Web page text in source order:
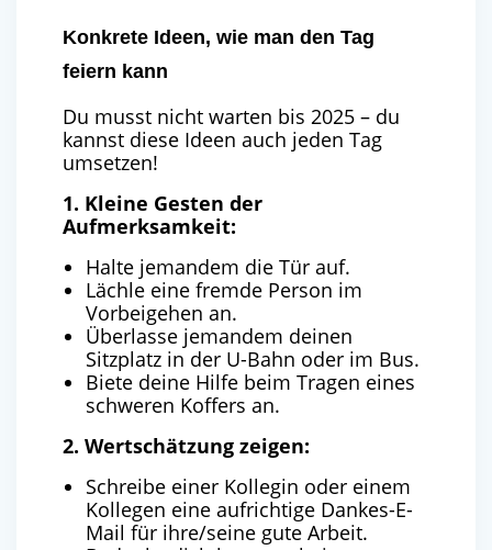
Konkrete Ideen, wie man den Tag
feiern kann
Du musst nicht warten bis 2025 – du
kannst diese Ideen auch jeden Tag
umsetzen!
1. Kleine Gesten der
Aufmerksamkeit:
Halte jemandem die Tür auf.
Lächle eine fremde Person im
Vorbeigehen an.
Überlasse jemandem deinen
Sitzplatz in der U-Bahn oder im Bus.
Biete deine Hilfe beim Tragen eines
schweren Koffers an.
2. Wertschätzung zeigen:
Schreibe einer Kollegin oder einem
Kollegen eine aufrichtige Dankes-E-
Mail für ihre/seine gute Arbeit.